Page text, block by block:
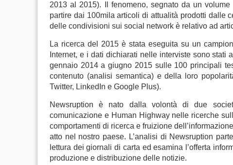
2013 al 2015). Il fenomeno, segnato da un
partire dai 100mila articoli di attualità prodotti dalle
delle condivisioni sui social network è relativo ad
La ricerca del 2015 è stata eseguita su un
Internet, e i dati dichiarati nelle interviste sono
gennaio 2014 a giugno 2015 sulle 100 principali
contenuto (analisi semantica) e della loro
Twitter, LinkedIn e Google Plus).
Newsruption è nato dalla volontà di due
comunicazione e Human Highway nelle ricerche
comportamenti di ricerca e fruizione
atto nel nostro paese. L’analisi di Newsruption
lettura dei giornali di carta ed esamina l’offerta
produzione e distribuzione delle notizie.